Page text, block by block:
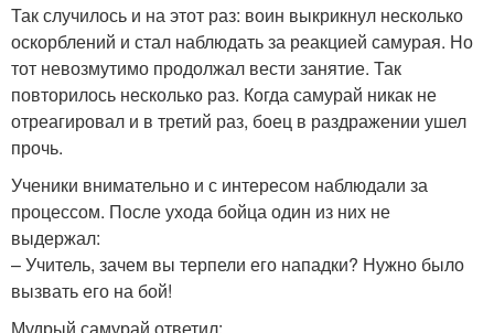
Так случилось и на этот раз: воин выкрикнул несколько
оскорблений и стал наблюдать за реакцией самурая. Но
тот невозмутимо продолжал вести занятие. Так
повторилось несколько раз. Когда самурай никак не
отреагировал и в третий раз, боец в раздражении ушел
прочь.
Ученики внимательно и с интересом наблюдали за
процессом. После ухода бойца один из них не
выдержал:
– Учитель, зачем вы терпели его нападки? Нужно было
вызвать его на бой!